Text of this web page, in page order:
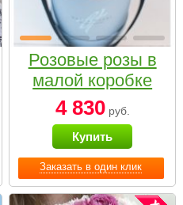
Заказать в один клик
Розовые розы в
малой коробке
4 830руб.
Купить